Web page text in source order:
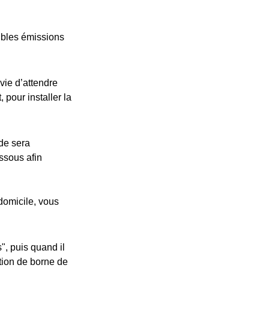
émissions
d’attendre
pour installer la
sera
afin
vous
puis quand il
de borne de